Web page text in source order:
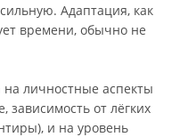
Адаптация, как
времени, обычно не
личностные аспекты
зависимость от лёгких
и на уровень